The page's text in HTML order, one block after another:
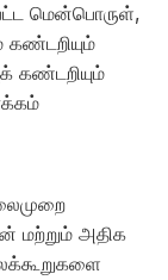
மென்பொருள்,
கண்டறியும்
கண்டறியும்
மற்றும் அதிக